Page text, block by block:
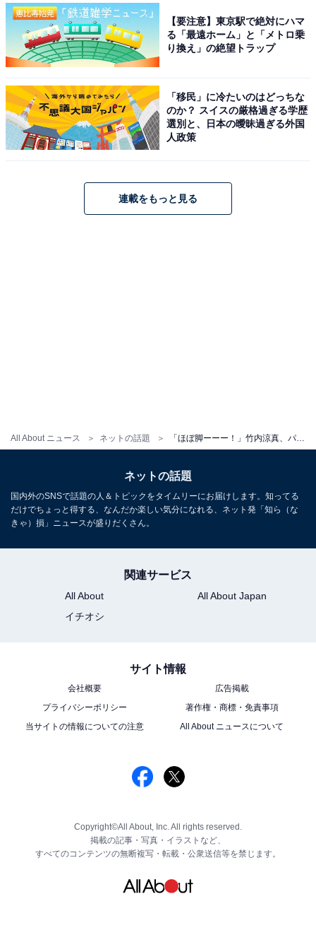
All About ニュース ネットの話題
【要注意】東京駅で絶対にハマ
る「最遠ホーム」と「メトロ乗
り換え」の絶望トラップ
「移民」に冷たいのはどっちな
のか？ スイスの厳格過ぎる学歴
選別と、日本の曖昧過ぎる外国
人政策
連載をもっと見る
ネットの話題
国内外のSNSで話題の人＆トピックをタイムリーにお届けします。知ってる
だけでちょっと得する、なんだか楽しい気分になれる、ネット発「知ら（な
きゃ）損」ニュースが盛りだくさん。
関連サービス
All About
All About Japan
イチオシ
サイト情報
会社概要
広告掲載
プライバシーポリシー
著作権・商標・免責事項
当サイトの情報についての注意
All About ニュースについて
Copyright©All About, Inc. All rights reserved.
掲載の記事・写真・イラストなど、
すべてのコンテンツの無断複写・転載・公衆送信等を禁じます。